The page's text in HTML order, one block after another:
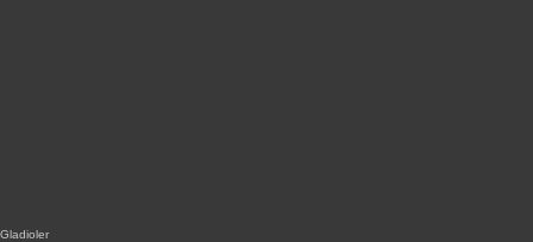
Gladioler